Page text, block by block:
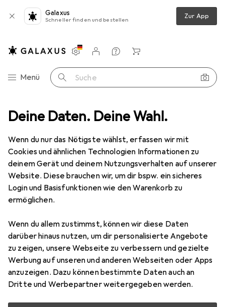
Deine Daten. Deine Wahl.
Wenn du nur das Nötigste wählst, erfassen wir mit
Cookies und ähnlichen Technologien Informationen zu
deinem Gerät und deinem Nutzungsverhalten auf unserer
Website. Diese brauchen wir, um dir bspw. ein sicheres
Login und Basisfunktionen wie den Warenkorb zu
ermöglichen.
Wenn du allem zustimmst, können wir diese Daten
darüber hinaus nutzen, um dir personalisierte Angebote
zu zeigen, unsere Webseite zu verbessern und gezielte
Werbung auf unseren und anderen Webseiten oder Apps
anzuzeigen. Dazu können bestimmte Daten auch an
Dritte und Werbepartner weitergegeben werden.
Galaxus
Schneller finden und bestellen Zur App
Navigation nach Kategorien
Menü Suche
Einstellungen
Kundenkonto
Vergleichslisten
Merklisten
Warenkorb
+ Besteck Bar + Wein Weingläser Ferm Living Ripple
13 Bilder
Ferm Living Ripple
15 cl, 2 Gläser, Sektgläser
51
Bewertungen Marke
Mehr von Ferm Living
Aktuell nicht lieferbar
Benachrichtigen, wenn lieferbar